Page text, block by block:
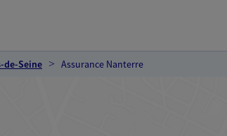
de-Seine Assurance Nanterre